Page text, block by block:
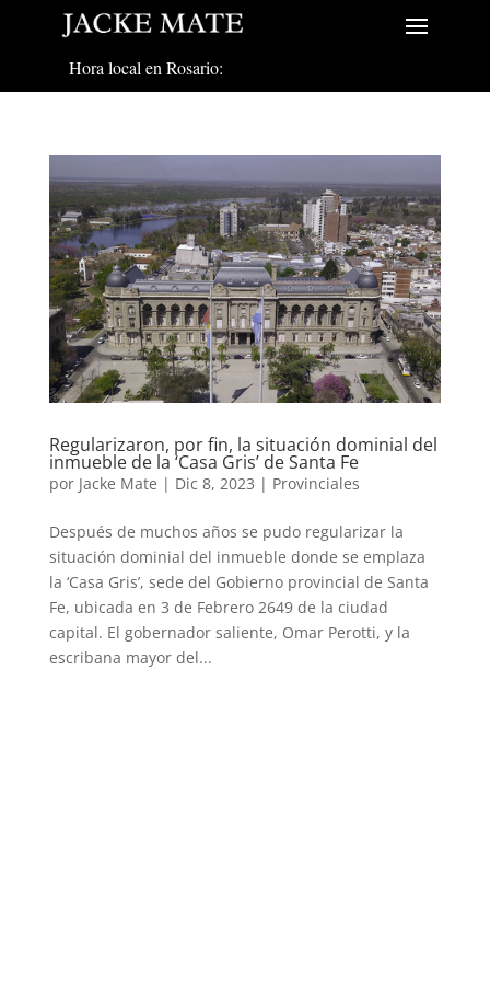
Hora local en Rosario:
Regularizaron, por fin, la situación dominial del
inmueble de la ‘Casa Gris’ de Santa Fe
por Jacke Mate | Dic 8, 2023 | Provinciales
Después de muchos años se pudo regularizar la
situación dominial del inmueble donde se emplaza
la ‘Casa Gris’, sede del Gobierno provincial de Santa
Fe, ubicada en 3 de Febrero 2649 de la ciudad
capital. El gobernador saliente, Omar Perotti, y la
escribana mayor del...